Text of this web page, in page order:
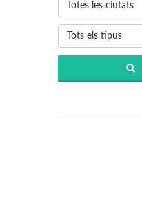
Totes les ciutats
Tots els tipus